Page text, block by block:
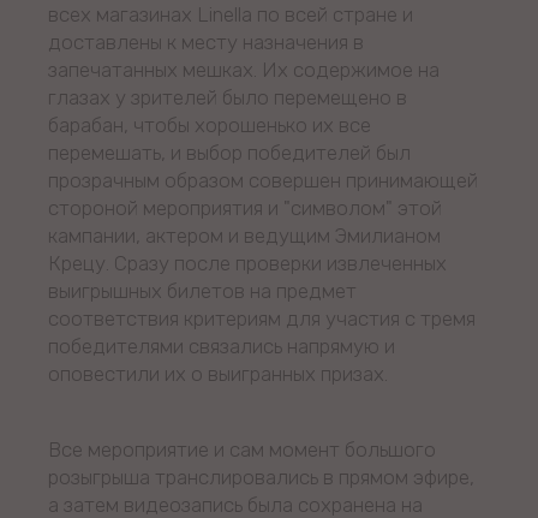
всех магазинах Linella по всей стране и
доставлены к месту назначения в
запечатанных мешках. Их содержимое на
глазах у зрителей было перемещено в
барабан, чтобы хорошенько их все
перемешать, и выбор победителей был
прозрачным образом совершен принимающей
стороной мероприятия и "символом" этой
кампании, актером и ведущим Эмилианом
Крецу. Сразу после проверки извлеченных
выигрышных билетов на предмет
соответствия критериям для участия с тремя
победителями связались напрямую и
оповестили их о выигранных призах.
Все мероприятие и сам момент большого
розыгрыша транслировались в прямом эфире,
а затем видеозапись была сохранена на